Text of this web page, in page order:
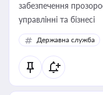
забезпечення
управлінні та бізнесі
Державна служба